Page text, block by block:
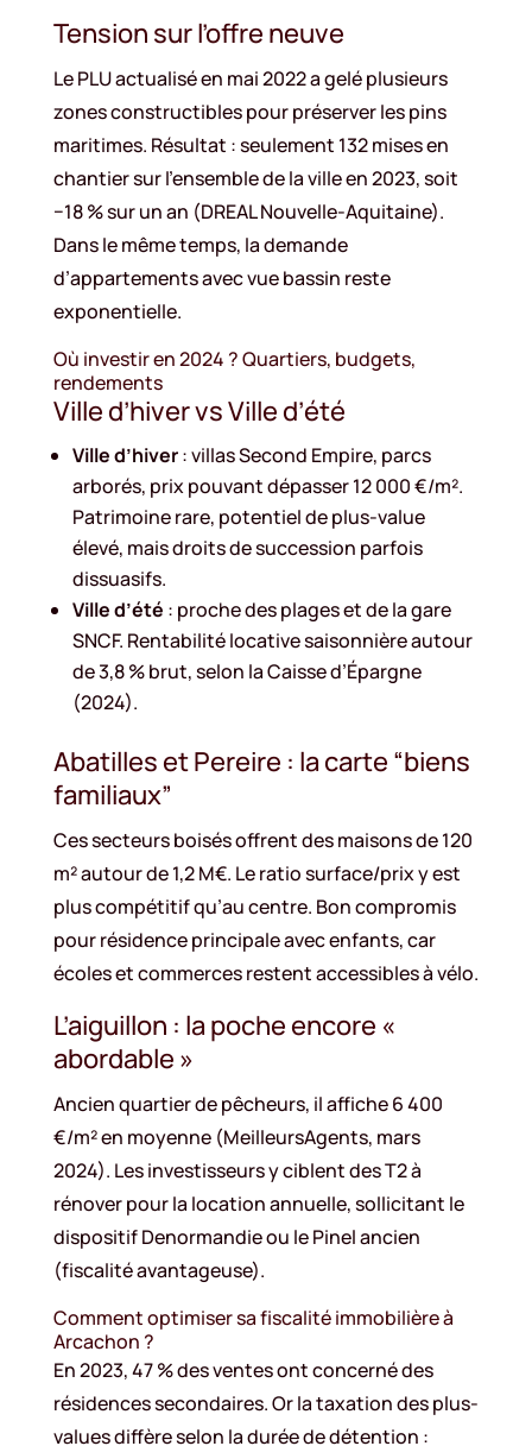
Tension sur l’offre neuve
Le PLU actualisé en mai 2022 a gelé plusieurs
zones constructibles pour préserver les pins
maritimes. Résultat : seulement 132 mises en
chantier sur l’ensemble de la ville en 2023, soit
−18 % sur un an (DREAL Nouvelle-Aquitaine).
Dans le même temps, la demande
d’appartements avec vue bassin reste
exponentielle.
Où investir en 2024 ? Quartiers, budgets,
rendements
Ville d’hiver vs Ville d’été
Ville d’hiver: villas Second Empire, parcs
arborés, prix pouvant dépasser 12 000 €/m².
Patrimoine rare, potentiel de plus-value
élevé, mais droits de succession parfois
dissuasifs.
Ville d’été : proche des plages et de la gare
SNCF. Rentabilité locative saisonnière autour
de 3,8 % brut, selon la Caisse d’Épargne
(2024).
Abatilles et Pereire : la carte “biens
familiaux”
Ces secteurs boisés offrent des maisons de 120
m² autour de 1,2 M€. Le ratio surface/prix y est
plus compétitif qu’au centre. Bon compromis
pour résidence principale avec enfants, car
écoles et commerces restent accessibles à vélo.
L’aiguillon : la poche encore «
abordable »
Ancien quartier de pêcheurs, il affiche 6 400
€/m² en moyenne (MeilleursAgents, mars
2024). Les investisseurs y ciblent des T2 à
rénover pour la location annuelle, sollicitant le
dispositif Denormandie ou le Pinel ancien
(fiscalité avantageuse).
Comment optimiser sa fiscalité immobilière à
Arcachon ?
En 2023, 47 % des ventes ont concerné des
résidences secondaires. Or la taxation des plus-
values diffère selon la durée de détention :